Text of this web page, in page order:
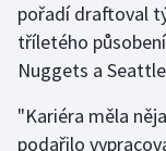
Rychlobruslení
Rychlostní
Short track
pořadí draftoval
tříletého
Nuggets a
"Kariéra měla
podařilo